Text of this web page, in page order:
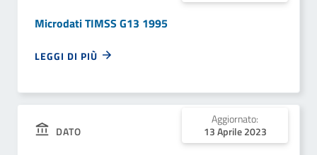
Microdati TIMSS G13 1995
LEGGI DI PIÙ
DATO
Aggiornato:
13 Aprile 2023